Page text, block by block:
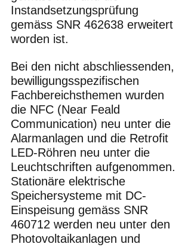
Instandsetzungsprüfung
gemäss SNR 462638 erweitert
worden ist.
Bei den nicht abschliessenden,
bewilligungsspezifischen
Fachbereichsthemen wurden
die NFC (Near Feald
Communication) neu unter die
Alarmanlagen und die Retrofit
LED-Röhren neu unter die
Leuchtschriften aufgenommen.
Stationäre elektrische
Speichersysteme mit DC-
Einspeisung gemäss SNR
460712 werden neu unter den
Photovoltaikanlagen und